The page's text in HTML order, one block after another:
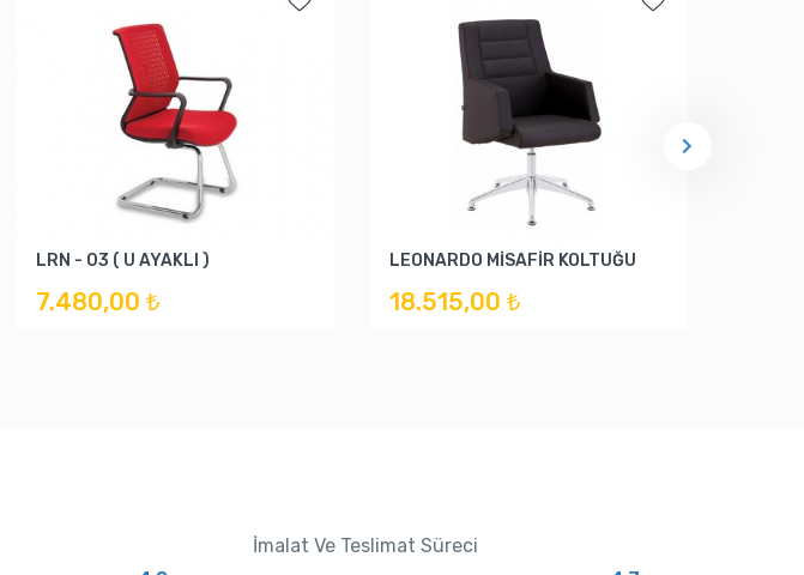
LRN - 03 ( U AYAKLI )
7.480,00 ₺
LEONARDO MİSAFİR KOLTUĞU
18.515,00 ₺
İmalat Ve Teslimat Süreci